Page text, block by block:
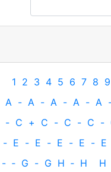
1 2 3 4 5 6 7 8 9
A - A - A - A - A
- C + C - C - C -
- E - E - E - E - E
- ‐ G - G H ‐ H H